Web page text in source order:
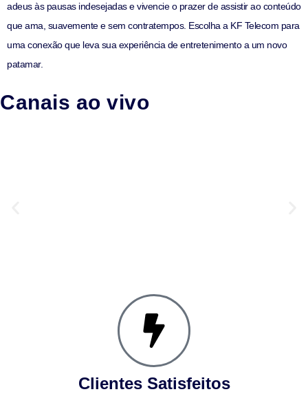
adeus às pausas indesejadas e vivencie o prazer de assistir ao conteúdo
que ama, suavemente e sem contratempos. Escolha a KF Telecom para
uma conexão que leva sua experiência de entretenimento a um novo
patamar.
Canais ao vivo
Clientes Satisfeitos